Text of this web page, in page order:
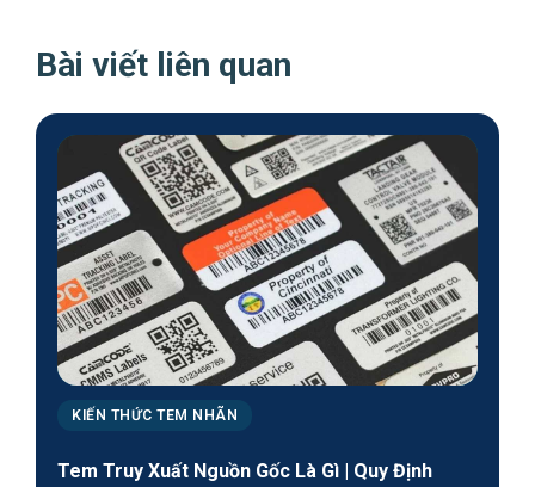
Bài viết liên quan
KIẾN THỨC TEM NHÃN
Tem Truy Xuất Nguồn Gốc Là Gì | Quy Định